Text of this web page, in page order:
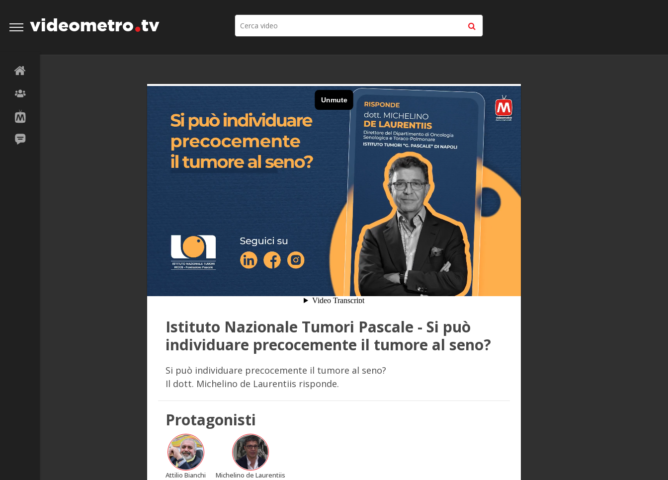
videometro tv
Istituto Nazionale Tumori Pascale - Si può
individuare precocemente il tumore al seno?
Si può individuare precocemente il tumore al seno?
Il dott. Michelino de Laurentiis risponde.
Protagonisti
Attilio Bianchi Michelino de Laurentiis